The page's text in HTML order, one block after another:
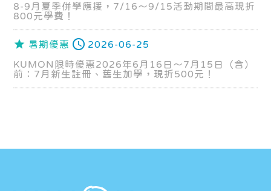
8-9月夏季併學應援，7/16～9/15活動期間最高現折
800元學費！
暑期優惠 2026-06-25
KUMON限時優惠2026年6月16日～7月15日（含）
前：7月新生註冊、舊生加學，現折500元！